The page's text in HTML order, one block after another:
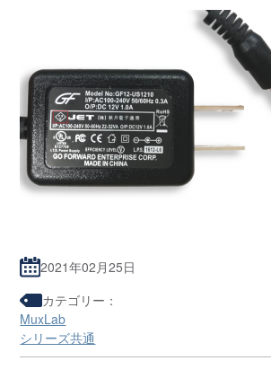
2021年02月25日
カテゴリー：
MuxLab
シリーズ共通